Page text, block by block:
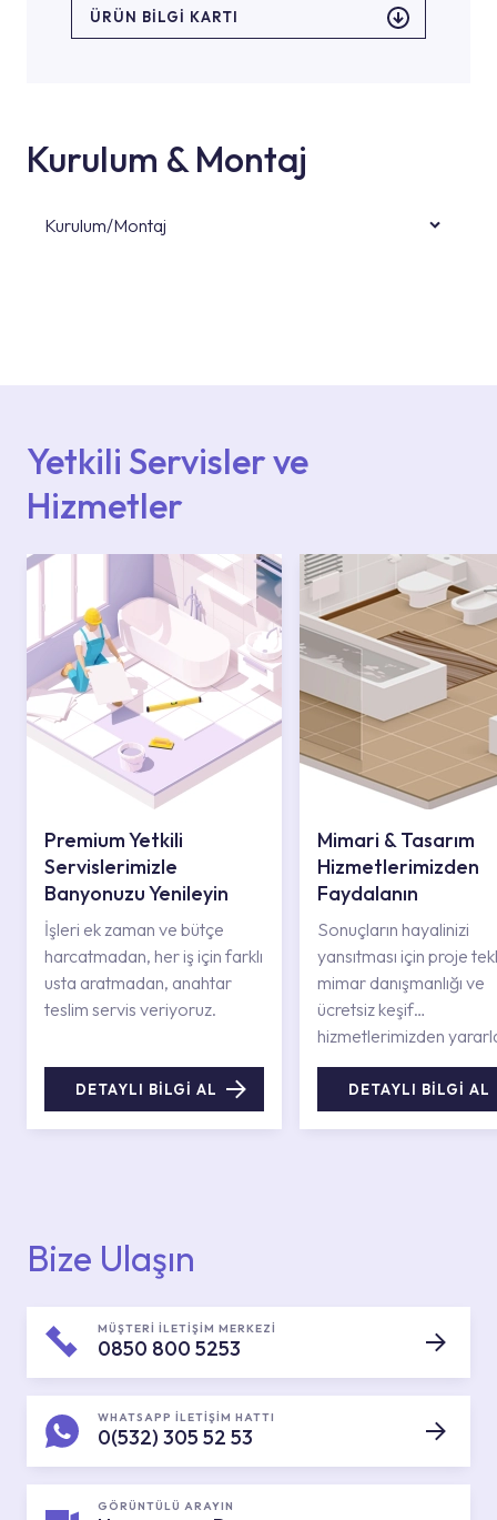
ÜRÜN BILGI KARTI
Kurulum & Montaj
Kurulum/Montaj
Yetkili Servisler ve
Hizmetler
Premium Yetkili
Servislerimizle
Banyonuzu Yenileyin
İşleri ek zaman ve bütçe
harcatmadan, her iş için farklı
usta aratmadan, anahtar
teslim servis veriyoruz.
DETAYLI BİLGİ AL
Mimari & Tasarım
Hizmetlerimizden
Faydalanın
Sonuçların hayalinizi
yansıtması için proje
mimar danışmanlığı ve
ücretsiz keşif
hizmetlerimizden
DETAYLI BİLGİ AL
Bize Ulaşın
MÜŞTERİ İLETİŞİM MERKEZİ
0850 800 5253
WHATSAPP İLETİŞİM HATTI
0(532) 305 52 53
GÖRÜNTÜLÜ ARAYIN